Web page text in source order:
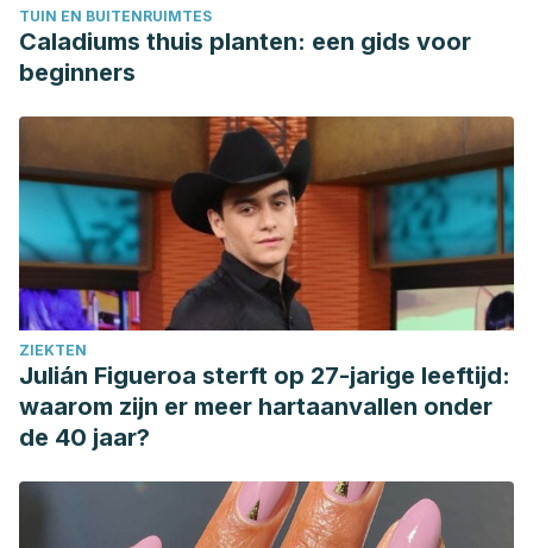
López, B. E., & Ruíz, G. V. (2022) A systematic review and
meta-analysis of the effectiveness and adverse events of
(1), 102144.
https://www.ncbi.nlm.nih.gov/pmc/articles/PMC8515246/
Harvard Heath Publishing. (21 de abril de 2020). Sciatica
home remedies and self-care.
https://www.health.harvard.edu/pain/sciatica-home-
remedies-and-self-care
Hirase, T., Hirase, J., Ling, J., Kuo, P ., Hernandez,G., Giwa,
K., Marco, R. (2021) Duloxetine for the Treatment of
Chronic Low Back Pain: A Systematic Review of
Randomized Placebo-Controlled Trials.
Lanas, A., Perez, B., Alonso, J., Hernández, C. B., Barón, E.
G., Perez, A. Á., Calvet, X., García, J. F., Gobbo, M., &
TUIN EN BUITENRUIMTES
Caladiums thuis planten: een gids voor
beginners
ZIEKTEN
Julián Figueroa sterft op 27-jarige leeftijd:
waarom zijn er meer hartaanvallen onder
de 40 jaar?